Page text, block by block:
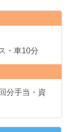
・車10分
分手当・資